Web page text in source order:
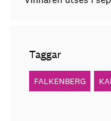
Taggar
FALKENBERG